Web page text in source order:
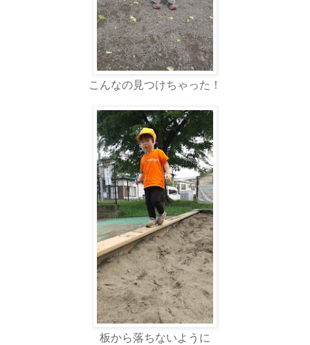
こんなの見つけちゃった！
板から落ちないように